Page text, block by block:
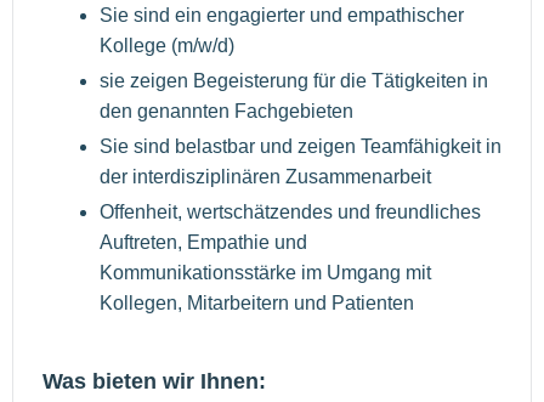
Sie sind ein engagierter und empathischer
Kollege (m/w/d)
sie zeigen Begeisterung für die Tätigkeiten in
den genannten Fachgebieten
Sie sind belastbar und zeigen Teamfähigkeit in
der interdisziplinären Zusammenarbeit
Offenheit, wertschätzendes und freundliches
Auftreten, Empathie und
Kommunikationsstärke im Umgang mit
Kollegen, Mitarbeitern und Patienten
Was bieten wir Ihnen: